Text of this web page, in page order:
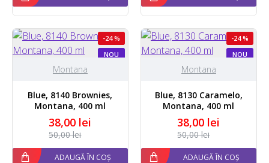
NOU
-24 %
Montana
Blue, 8140 Brownies,
Montana, 400 ml
38,00 lei
50,00 lei
ADAUGĂ ÎN COȘ
NOU
-24 %
Montana
Blue, 8130 Caramelo,
Montana, 400 ml
38,00 lei
50,00 lei
ADAUGĂ ÎN COȘ